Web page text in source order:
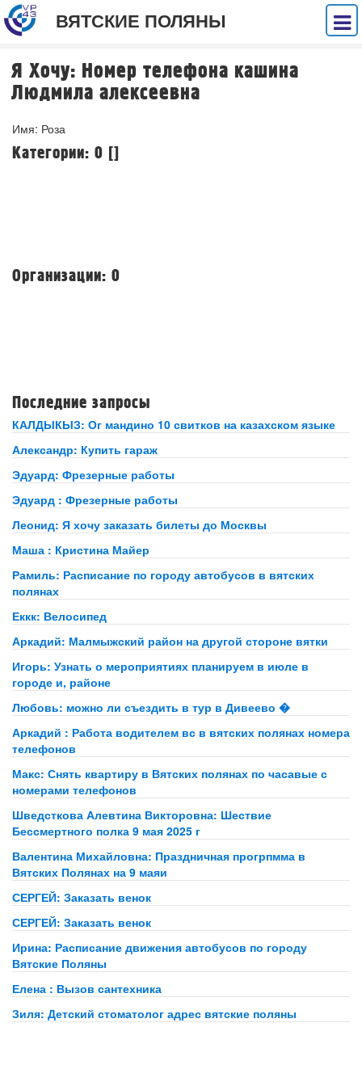
ВЯТСКИЕ ПОЛЯНЫ
Я Хочу: Номер телефона кашина
Людмила алексеевна
Имя: Роза
Категории: 0 []
Организации: 0
Последние запросы
КАЛДЫКЫЗ: Ог мандино 10 свитков на казахском языке
Александр: Купить гараж
Эдуард: Фрезерные работы
Эдуард : Фрезерные работы
Леонид: Я хочу заказать билеты до Москвы
Маша : Кристина Майер
Рамиль: Расписание по городу автобусов в вятских
полянах
Еккк: Велосипед
Аркадий: Малмыжский район на другой стороне вятки
Игорь: Узнать о мероприятиях планируем в июле в
городе и, районе
Любовь: можно ли съездить в тур в Дивеево �
Аркадий : Работа водителем вс в вятских полянах номера
телефонов
Макс: Снять квартиру в Вятских полянах по часавые с
номерами телефонов
Шведсткова Алевтина Викторовна: Шествие
Бессмертного полка 9 мая 2025 г
Валентина Михайловна: Праздничная прогрпмма в
Вятских Полянах на 9 маяи
СЕРГЕЙ: Заказать венок
СЕРГЕЙ: Заказать венок
Ирина: Расписание движения автобусов по городу
Вятские Поляны
Елена : Вызов сантехника
Зиля: Детский стоматолог адрес вятские поляны